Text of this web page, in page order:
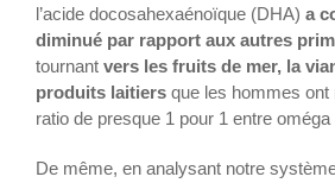
l’acide docosahexaénoïque (DHA) a
diminué par rapport aux autres
tournant vers les fruits de mer, la
produits laitiers que les hommes
ratio de presque 1 pour 1 entre
De même, en analysant notre